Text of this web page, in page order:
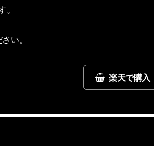
。
い。
楽天で購入